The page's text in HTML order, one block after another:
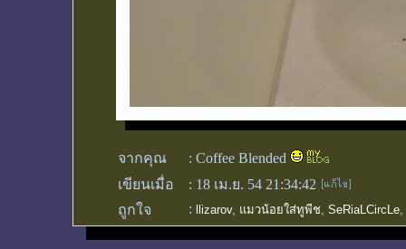
จากคุณ : Coffee Blended
เขียนเมื่อ
: 18 เม.ย. 54 21:34:42
ถูกใจ
: llizarov, แมวน้อยใส่ทูพีช, SeRiaLCircLe,